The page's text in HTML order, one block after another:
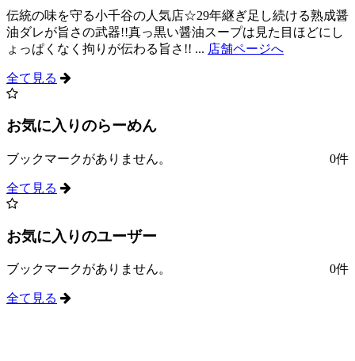
伝統の味を守る小千谷の人気店☆29年継ぎ足し続ける熟成醤
油ダレが旨さの武器!!真っ黒い醤油スープは見た目ほどにし
ょっぱくなく拘りが伝わる旨さ!! ... 店舗ページへ
全て見る
お気に入りのらーめん
0件
ブックマークがありません。
全て見る
お気に入りのユーザー
0件
ブックマークがありません。
全て見る